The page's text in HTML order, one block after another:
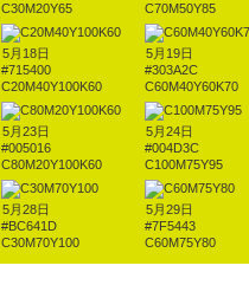
C30M20Y65
C70M50Y85
5月18日
#715400
C20M40Y100K60
5月19日
#303A2C
C60M40Y60K70
5月23日
#005016
C80M20Y100K60
5月24日
#004D3C
C100M75Y95
5月28日
#BC641D
C30M70Y100
5月29日
#7F5443
C60M75Y80